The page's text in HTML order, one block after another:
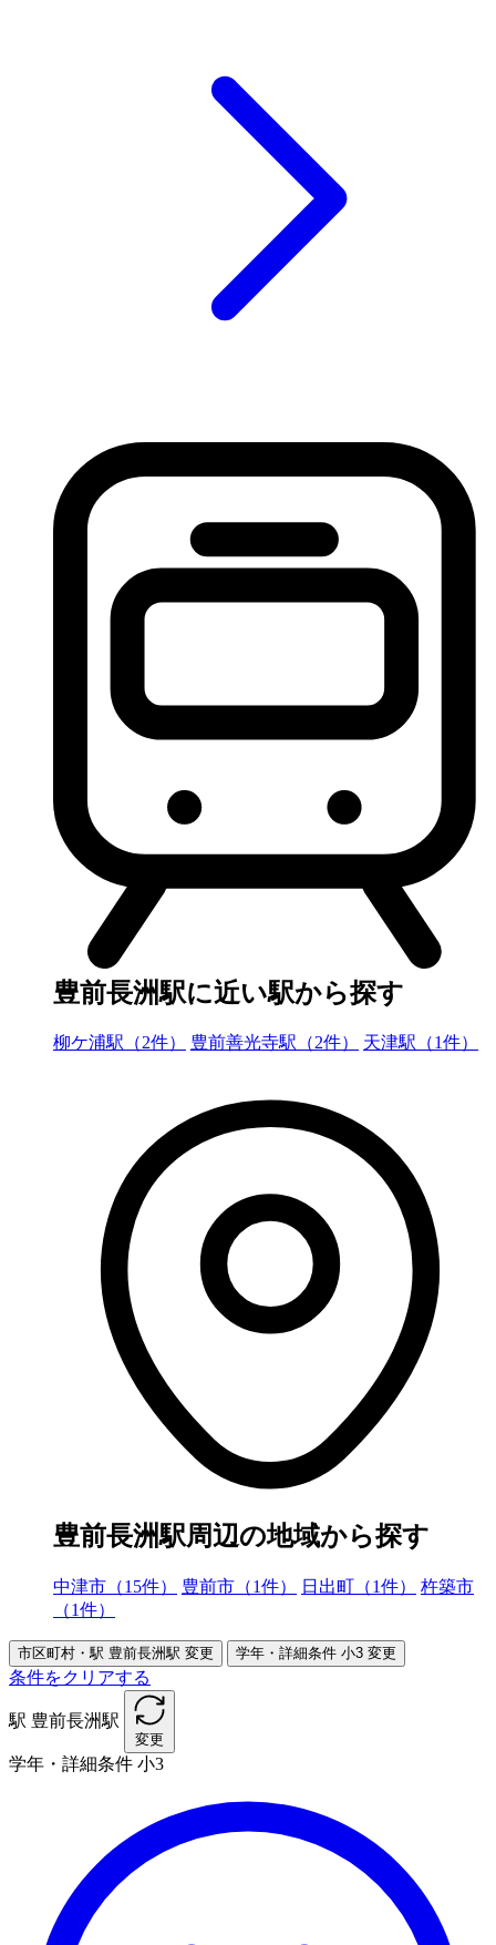
豊前長洲駅に近い駅から探す
柳ケ浦駅（2件） 豊前善光寺駅（2件） 天津駅（1件）
豊前長洲駅周辺の地域から探す
中津市（15件） 豊前市（1件） 日出町（1件）
杵築市
（1件）
市区町村・駅 豊前長洲駅 変更 学年・詳細条件 小3 変更
条件をクリアする
駅 豊前長洲駅
変更
学年・詳細条件 小3